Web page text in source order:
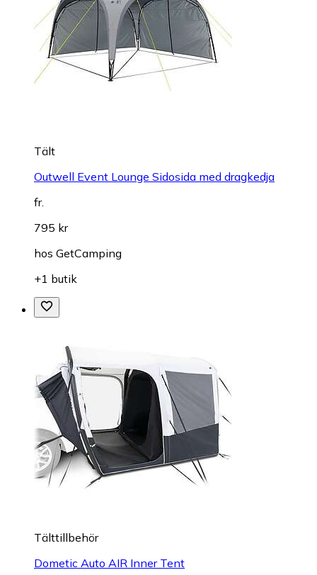
Tält
Outwell Event Lounge Sidosida med dragkedja
fr.
795 kr
hos GetCamping
+1 butik
Tälttillbehör
Dometic Auto AIR Inner Tent